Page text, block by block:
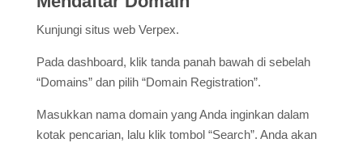
Kunjungi situs web Verpex.
Pada dashboard, klik tanda panah bawah di sebelah
“Domains” dan pilih “Domain Registration”.
Masukkan nama domain yang Anda inginkan dalam
kotak pencarian, lalu klik tombol “Search”. Anda akan